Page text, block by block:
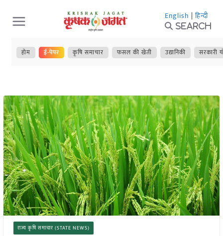
Skip
to
content
English | हिन्दी
Search
होम ई-पेपर कृषि समाचार फसल की खेती उद्यानिकी सरकारी
राज्य कृषि समाचार (STATE NEWS)